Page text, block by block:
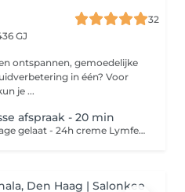
32
GJ
ontspannen, gemoedelijke
je ...
afspraak - 20 min
- Korte reiniging - Lymfedrainage gelaat - 24h creme Lymfedrainage werkt drainerend voor vochtophopingen in het gelaat. Na een ooglidcorrectie kan een aantal keer lymfedrainage zeker verschil maken.